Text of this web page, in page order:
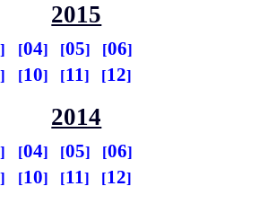
2015
04 05
06
10 11 12
2014
04 05
06
10 11 12